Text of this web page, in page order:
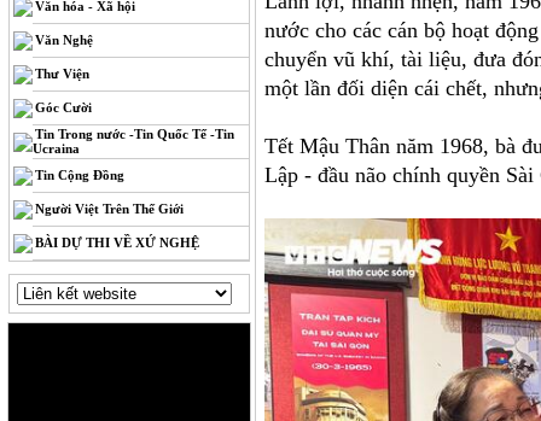
Văn hóa - Xã hội
Văn Nghệ
Thư Viện
Góc Cười
Tin Trong nước -Tin Quốc Tế -Tin
Ucraina
Tin Cộng Đồng
Người Việt Trên Thế Giới
BÀI DỰ THI VỀ XỨ NGHỆ
nước cho các cán bộ hoạt
chuyển vũ khí, tài liệu, đưa
một lần đối diện cái chết,
Tết Mậu Thân năm 1968, bà
Lập - đầu não chính quyền Sài